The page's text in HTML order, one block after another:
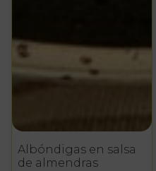
Albóndigas en salsa
de almendras